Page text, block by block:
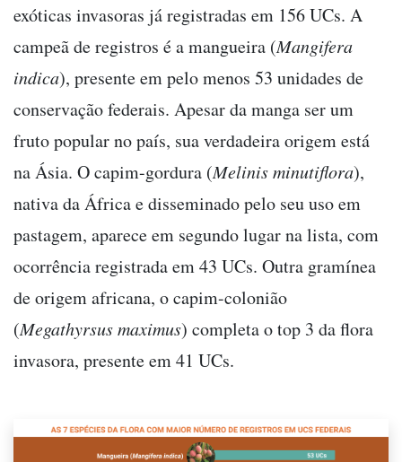
exóticas invasoras já registradas em 156 UCs. A
campeã de registros é a mangueira (Mangifera
indica), presente em pelo menos 53 unidades de
conservação federais. Apesar da manga ser um
fruto popular no país, sua verdadeira origem está
na Ásia. O capim-gordura (Melinis minutiflora),
nativa da África e disseminado pelo seu uso em
pastagem, aparece em segundo lugar na lista, com
ocorrência registrada em 43 UCs. Outra gramínea
de origem africana, o capim-colonião
(Megathyrsus maximus) completa o top 3 da flora
invasora, presente em 41 UCs.